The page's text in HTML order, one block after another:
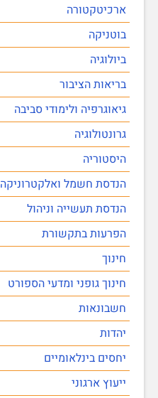
ארכיטקטורה
בוטניקה
ביולוגיה
בריאות הציבור
גיאוגרפיה ולימודי סביבה
גרונטולוגיה
היסטוריה
הנדסת חשמל ואלקטרוניקה
הנדסת תעשייה וניהול
הפרעות בתקשורת
חינוך
חינוך גופני ומדעי הספורט
חשבונאות
יהדות
יחסים בינלאומיים
ייעוץ ארגוני